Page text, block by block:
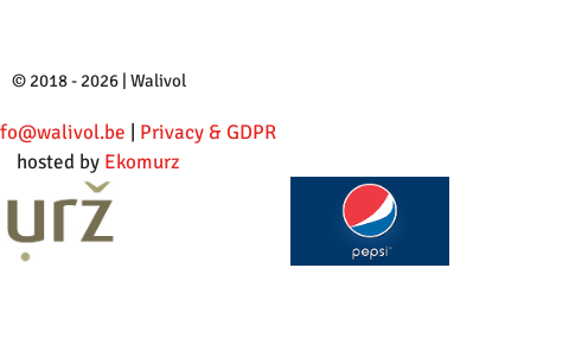
Privacy & GDPR
hosted by Ekomurz
© 2018 - 2026 | Walivol